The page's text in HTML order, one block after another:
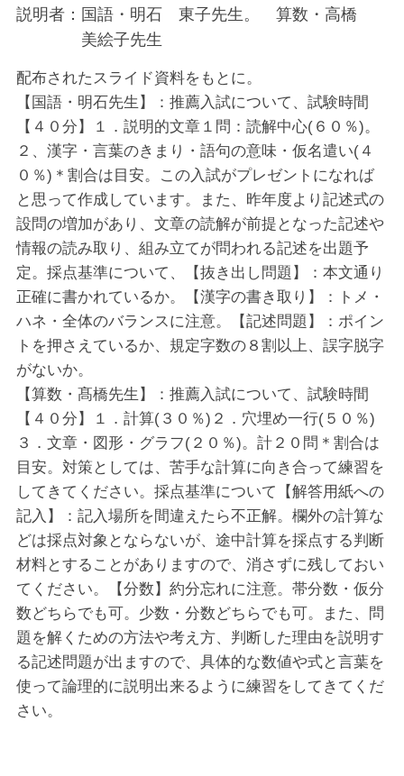
説明者： 国語・明石 東子先生。 算数・高橋
美絵子先生
配布されたスライド資料をもとに。
【国語・明石先生】：推薦入試について、試験時間
【４０分】１．説明的文章１問：読解中心(６０％)。
２、漢字・言葉のきまり・語句の意味・仮名遣い(４
０％)＊割合は目安。この入試がプレゼントになれば
と思って作成しています。また、昨年度より記述式の
設問の増加があり、文章の読解が前提となった記述や
情報の読み取り、組み立てが問われる記述を出題予
定。採点基準について、【抜き出し問題】：本文通り
正確に書かれているか。【漢字の書き取り】：トメ・
ハネ・全体のバランスに注意。【記述問題】：ポイン
トを押さえているか、規定字数の８割以上、誤字脱字
がないか。
【算数・髙橋先生】：推薦入試について、試験時間
【４０分】１．計算(３０％)２．穴埋め一行(５０％)
３．文章・図形・グラフ(２０％)。計２０問＊割合は
目安。対策としては、苦手な計算に向き合って練習を
してきてください。採点基準について【解答用紙への
記入】：記入場所を間違えたら不正解。欄外の計算な
どは採点対象とならないが、途中計算を採点する判断
材料とすることがありますので、消さずに残しておい
てください。【分数】約分忘れに注意。帯分数・仮分
数どちらでも可。少数・分数どちらでも可。また、問
題を解くための方法や考え方、判断した理由を説明す
る記述問題が出ますので、具体的な数値や式と言葉を
使って論理的に説明出来るように練習をしてきてくだ
さい。